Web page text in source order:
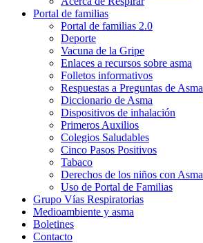
Portal de familias
Portal de familias 2.0
Deporte
Vacuna de la Gripe
Enlaces a recursos sobre asma
Folletos informativos
Respuestas a Preguntas de Asma
Diccionario de Asma
Dispositivos de inhalación
Primeros Auxilios
Colegios Saludables
Cinco Pasos Positivos
Tabaco
Derechos de los niños con Asma
Uso de Portal de Familias
Grupo Vías Respiratorias
Medioambiente y asma
Boletines
Contacto